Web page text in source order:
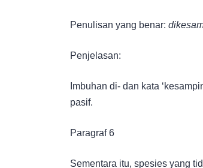
Penulisan yang benar:
Penjelasan:
Imbuhan di- dan kata
pasif.
Paragraf 6
Sementara itu, spesies yang